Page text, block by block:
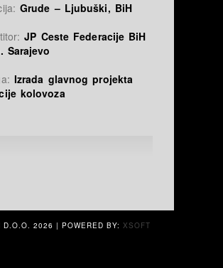
Grude – Ljubuški, BiH
JP Ceste Federacije BiH
Sarajevo
Izrada glavnog projekta
kolovoza
D.O.O. 2026 | POWERED BY: XSOFT